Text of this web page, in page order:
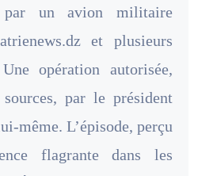
par un avion militaire
et plusieurs
opération autorisée,
par le président
même. L’épisode, perçu
flagrante dans les